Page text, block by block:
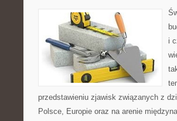
i
przedstawieniu zjawisk związanych z
Polsce, Europie oraz na arenie